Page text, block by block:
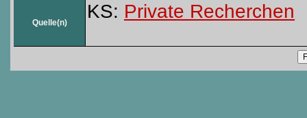
Quelle(n)
KS: Private Recherchen